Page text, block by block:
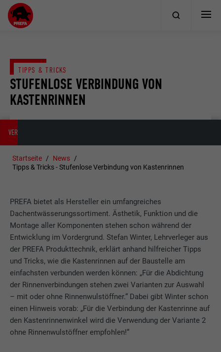
STUFENLOSE VERBINDUNG VON
KASTENRINNEN
TIPPS & TRICKS
VERBINDUNGEN OHNE RINNENWULSTÖFFNER
Startseite
News
Tipps & Tricks - Stufenlose Verbindung von Kastenrinnen
PREFA bietet als Hersteller ein umfangreiches
Dachentwässerungssortiment. Ästhetik, Funktion und die
Montage aller Komponenten stehen schon während der
Entwicklung im Vordergrund. Stefan Winter, Lehrverleger aus
der PREFA Produkttechnik, erklärt anhand hilfreicher Tipps
und Tricks, wie die Kastenrinnen auf der Baustelle am
einfachsten verbunden werden können: „Für die Abdichtung
der Rinnenverbindungen stehen zwei Varianten zur Auswahl
– mit oder ohne Rinnenwulstöffner.“ Dabei gibt Winter schon
einen Hinweis vorab: „Für die Verbindung der Kastenrinne auf
den Kastenrinnenwinkel wird die Verwendung der Variante 2
ohne Rinnenwulstöffner empfohlen!“